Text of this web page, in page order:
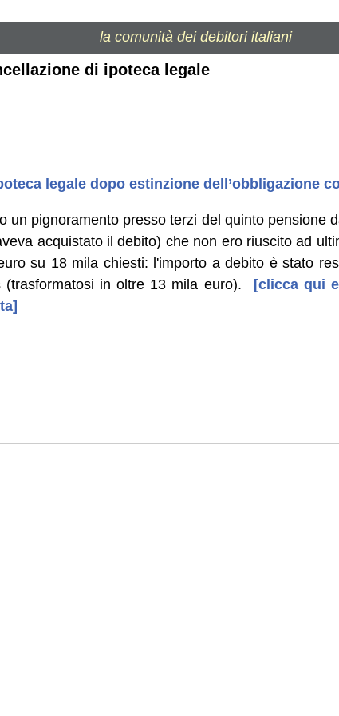
la comunità dei debitori italiani
di ipoteca legale
legale dopo estinzione dell’obbligazione
un pignoramento presso terzi del quinto pensione
acquistato il debito) che non ero riuscito ad
su 18 mila chiesti: l'importo a debito è stato
in oltre 13 mila euro).
[clicca qui